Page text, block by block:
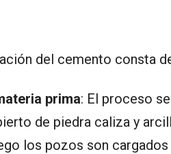
del cemento consta
prima: El proceso
de piedra caliza y
los pozos son